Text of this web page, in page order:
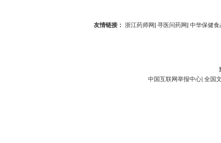
友情链接： 浙江药师网| 寻医问药网| 中华保健食
中国互联网举报中心| 全国